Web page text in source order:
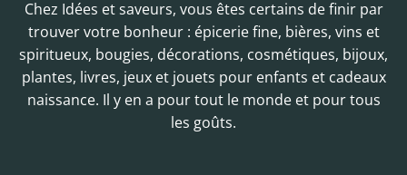
Chez Idées et saveurs, vous êtes certains de finir par
trouver votre bonheur : épicerie fine, bières, vins et
spiritueux, bougies, décorations, cosmétiques, bijoux,
plantes, livres, jeux et jouets pour enfants et cadeaux
naissance. Il y en a pour tout le monde et pour tous
les goûts.